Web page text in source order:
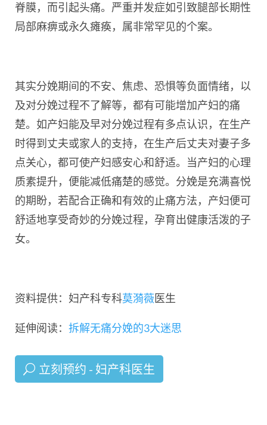
脊膜，而引起头痛。严重并发症如引致腿部长期性
局部麻痹或永久瘫痪，属非常罕见的个案。
其实分娩期间的不安、焦虑、恐惧等负面情绪，以
及对分娩过程不了解等，都有可能增加产妇的痛
楚。如产妇能及早对分娩过程有多点认识，在生产
时得到丈夫或家人的支持，在生产后丈夫对妻子多
点关心，都可使产妇感安心和舒适。当产妇的心理
质素提升，便能减低痛楚的感觉。分娩是充满喜悦
的期盼，若配合正确和有效的止痛方法，产妇便可
舒适地享受奇妙的分娩过程，孕育出健康活泼的子
女。
资料提供：妇产科专科莫漪薇医生
延伸阅读： 拆解无痛分娩的3大迷思
立刻预约 - 妇产科医生